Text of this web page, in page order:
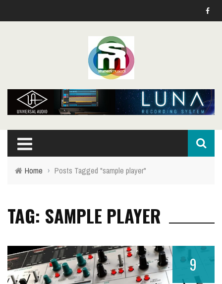
Home › Posts Tagged "sample player"
TAG: SAMPLE PLAYER
9